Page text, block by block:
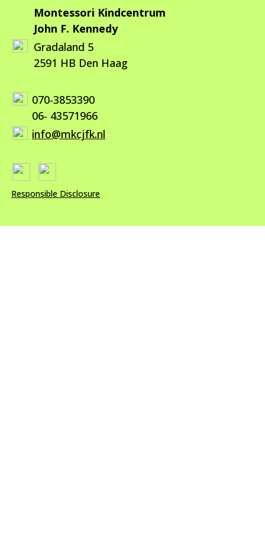
Montessori Kindcentrum
John F. Kennedy
Gradaland 5
2591 HB Den Haag
070-3853390
06- 43571966
info@mkcjfk.nl
Responsible Disclosure